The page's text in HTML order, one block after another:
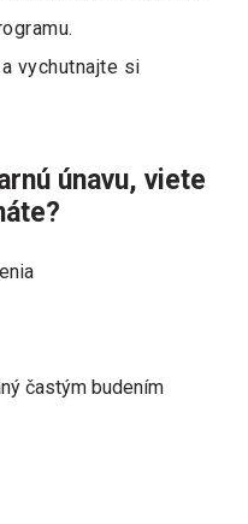
vychutnajte si
únavu, viete
častým budením